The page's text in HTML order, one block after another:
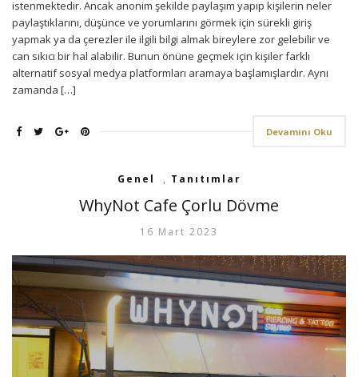
istenmektedir. Ancak anonim şekilde paylaşım yapıp kişilerin neler
paylaştıklarını, düşünce ve yorumlarını görmek için sürekli giriş
yapmak ya da çerezler ile ilgili bilgi almak bireylere zor gelebilir ve
can sıkıcı bir hal alabilir. Bunun önüne geçmek için kişiler farklı
alternatif sosyal medya platformları aramaya başlamışlardır. Aynı
zamanda […]
Devamını Oku
Genel , Tanıtımlar
WhyNot Cafe Çorlu Dövme
16 Mart 2023